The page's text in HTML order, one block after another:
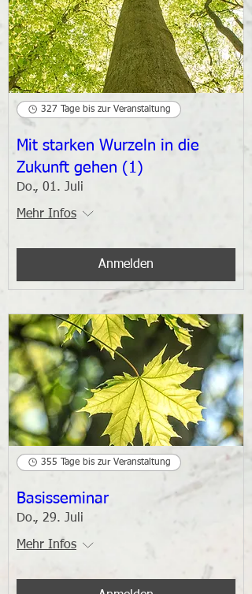
327 Tage bis zur Veranstaltung
Mit starken Wurzeln in die
Zukunft gehen (1)
Do., 01. Juli
Mehr Infos
Anmelden
355 Tage bis zur Veranstaltung
Basisseminar
Do., 29. Juli
Mehr Infos